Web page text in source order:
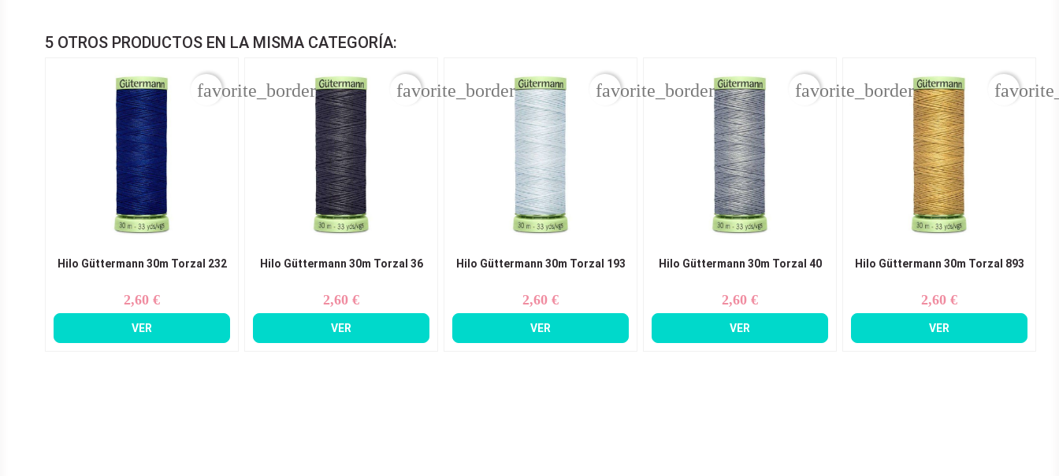
5 OTROS PRODUCTOS EN LA MISMA CATEGORÍA:
Hilo Güttermann 30m Torzal 232
Precio
2,60 €
VER
favorite_border
Hilo Güttermann 30m Torzal 36
Precio
2,60 €
VER
favorite_border
Hilo Güttermann 30m Torzal 193
Precio
2,60 €
VER
favorite_border
Hilo Güttermann 30m Torzal 40
Precio
2,60 €
VER
favorite_border
Hilo Güttermann 30m Torzal 893
Precio
2,60 €
VER